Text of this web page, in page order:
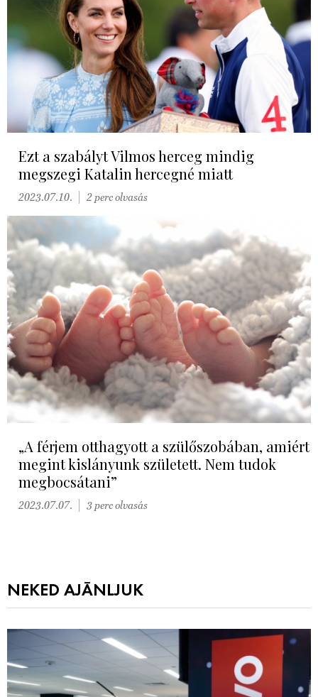
Ezt a szabályt Vilmos herceg mindig
megszegi Katalin hercegné miatt
2023.07.10. 2 perc olvasás
„A férjem otthagyott a szülőszobában, amiért
megint kislányunk született. Nem tudok
megbocsátani”
2023.07.07. 3 perc olvasás
NEKED AJÁNLJUK